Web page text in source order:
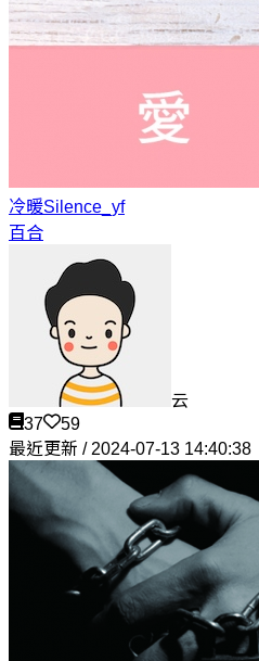
冷暖Silence_yf
百合
云
37
59
最近更新 / 2024-07-13 14:40:38